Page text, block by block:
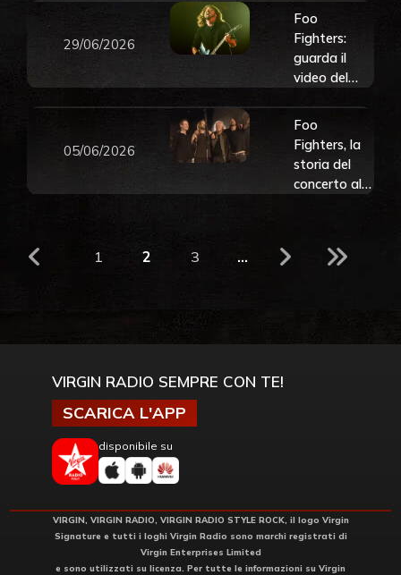
orari) per il
live a I-Days
Milano del 5
luglio 2026
29/06/2026
Foo
Fighters:
guarda il
video del
Beatles
fatto
durante il
concerto a
Liverpool
05/06/2026
Foo
Fighters, la
storia del
concerto allo
Page & John
Guarda i
1 2 3 ...
VIRGIN RADIO SEMPRE CON TE!
SCARICA L'APP
disponibile su
VIRGIN, VIRGIN RADIO, VIRGIN RADIO STYLE ROCK, il logo Virgin
Signature e tutti i loghi Virgin Radio sono marchi registrati di
Virgin Enterprises Limited
e sono utilizzati su licenza. Per tutte le informazioni su Virgin